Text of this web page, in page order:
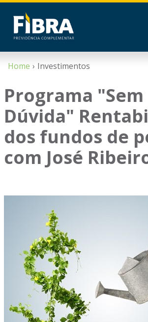
Home Investimentos
Programa "Sem
Dúvida"
dos fundos de
com José